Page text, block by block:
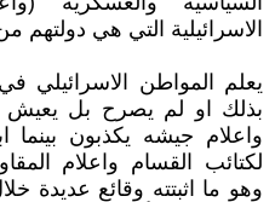
الاسرائيلية التي هي
يعلم المواطن
بذلك او لم يصرح بل يعيش
واعلام جيشه يكذبون بينما
لكتائب القسام واعلام